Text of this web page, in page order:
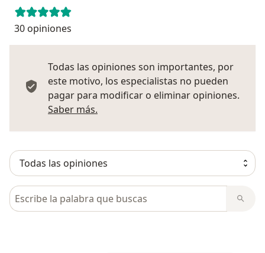
30 opiniones
Todas las opiniones son importantes, por
este motivo, los especialistas no pueden
pagar para modificar o eliminar opiniones.
Saber más.
Busca en opiniones